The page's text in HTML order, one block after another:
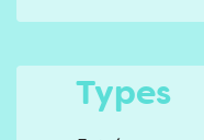
Types